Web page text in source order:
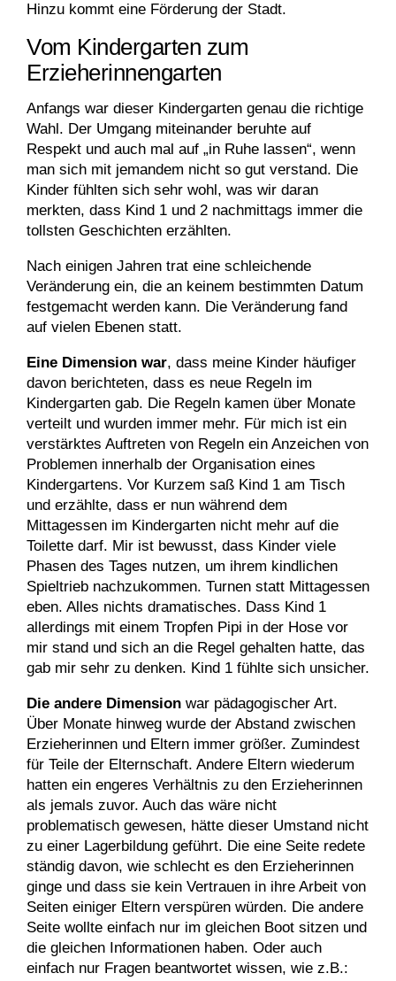
Hinzu kommt eine Förderung der Stadt.
Vom Kindergarten zum
Erzieherinnengarten
Anfangs war dieser Kindergarten genau die richtige
Wahl. Der Umgang miteinander beruhte auf
Respekt und auch mal auf „in Ruhe lassen“, wenn
man sich mit jemandem nicht so gut verstand. Die
Kinder fühlten sich sehr wohl, was wir daran
merkten, dass Kind 1 und 2 nachmittags immer die
tollsten Geschichten erzählten.
Nach einigen Jahren trat eine schleichende
Veränderung ein, die an keinem bestimmten Datum
festgemacht werden kann. Die Veränderung fand
auf vielen Ebenen statt.
Eine Dimension war, dass meine Kinder häufiger
davon berichteten, dass es neue Regeln im
Kindergarten gab. Die Regeln kamen über Monate
verteilt und wurden immer mehr. Für mich ist ein
verstärktes Auftreten von Regeln ein Anzeichen von
Problemen innerhalb der Organisation eines
Kindergartens. Vor Kurzem saß Kind 1 am Tisch
und erzählte, dass er nun während dem
Mittagessen im Kindergarten nicht mehr auf die
Toilette darf. Mir ist bewusst, dass Kinder viele
Phasen des Tages nutzen, um ihrem kindlichen
Spieltrieb nachzukommen. Turnen statt Mittagessen
eben. Alles nichts dramatisches. Dass Kind 1
allerdings mit einem Tropfen Pipi in der Hose vor
mir stand und sich an die Regel gehalten hatte, das
gab mir sehr zu denken. Kind 1 fühlte sich unsicher.
Die andere Dimension war pädagogischer Art.
Über Monate hinweg wurde der Abstand zwischen
Erzieherinnen und Eltern immer größer. Zumindest
für Teile der Elternschaft. Andere Eltern wiederum
hatten ein engeres Verhältnis zu den Erzieherinnen
als jemals zuvor. Auch das wäre nicht
problematisch gewesen, hätte dieser Umstand nicht
zu einer Lagerbildung geführt. Die eine Seite redete
ständig davon, wie schlecht es den Erzieherinnen
ginge und dass sie kein Vertrauen in ihre Arbeit von
Seiten einiger Eltern verspüren würden. Die andere
Seite wollte einfach nur im gleichen Boot sitzen und
die gleichen Informationen haben. Oder auch
einfach nur Fragen beantwortet wissen, wie z.B.: